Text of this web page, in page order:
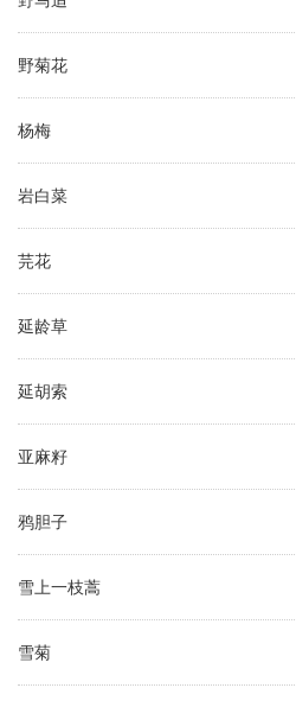
野菊花
杨梅
岩白菜
芫花
延龄草
延胡索
亚麻籽
鸦胆子
雪上一枝蒿
雪菊